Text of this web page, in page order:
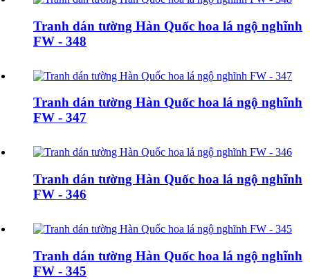
Tranh dán tường Hàn Quốc hoa lá ngộ nghĩnh
FW - 348
Tranh dán tường Hàn Quốc hoa lá ngộ nghĩnh
FW - 347
Tranh dán tường Hàn Quốc hoa lá ngộ nghĩnh
FW - 346
Tranh dán tường Hàn Quốc hoa lá ngộ nghĩnh
FW - 345